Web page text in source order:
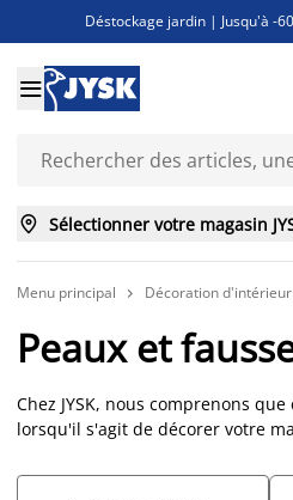
Déstockage jardin | Jusqu'à -
Jusqu'à -50% sur une
Découvrez les

 Sélectionner votre magasin
Menu principal  Décoration d'intérieur
Peaux et
Chez JYSK, nous comprenons
lorsqu'il s'agit de décorer votre
qui fusionnent style et